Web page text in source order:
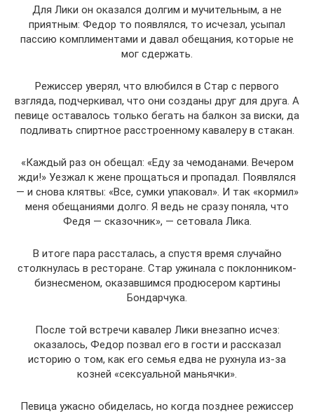
Для Лики он оказался долгим и мучительным, а не
приятным: Федор то появлялся, то исчезал, усыпал
пассию комплиментами и давал обещания, которые не
мог сдержать.
Режиссер уверял, что влюбился в Стар с первого
взгляда, подчеркивал, что они созданы друг для друга. А
певице оставалось только бегать на балкон за виски, да
подливать спиртное расстроенному кавалеру в стакан.
«Каждый раз он обещал: «Еду за чемоданами. Вечером
жди!» Уезжал к жене прощаться и пропадал. Появлялся
— и снова клятвы: «Все, сумки упаковал». И так «кормил»
меня обещаниями долго. Я ведь не сразу поняла, что
Федя — сказочник», — сетовала Лика.
В итоге пара рассталась, а спустя время случайно
столкнулась в ресторане. Стар ужинала с поклонником-
бизнесменом, оказавшимся продюсером картины
Бондарчука.
После той встречи кавалер Лики внезапно исчез:
оказалось, Федор позвал его в гости и рассказал
историю о том, как его семья едва не рухнула из-за
козней «сексуальной маньячки».
Певица ужасно обиделась, но когда позднее режиссер